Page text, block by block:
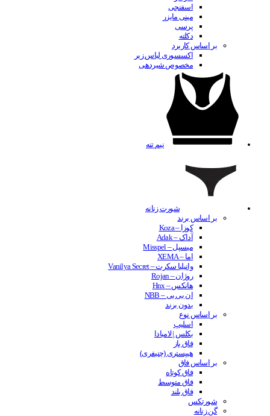
اسفنجی
مینی مایزر
پرسی
دکلته
بر اساس کاربرد
اکسسوری لباس زیر
مخصوص شیردهی
نیم تنه
شورت زنانه
بر اساس برند
کوزا – Koza
آداک – Adak
میسپل – Misspel
اما – XEMA
وانیلیا سکرت – Vanilya Secret
روژان – Rojan
هانکس – Hnx
ان بی بی – NBB
بدون برند
بر اساس نوع
اسلیپ
بکلس | لامبادا
فاق باز
هیپستری (چنیفری)
بر اساس فاق
فاق کوتاه
فاق متوسط
فاق بلند
شورتکس
گن زنانه